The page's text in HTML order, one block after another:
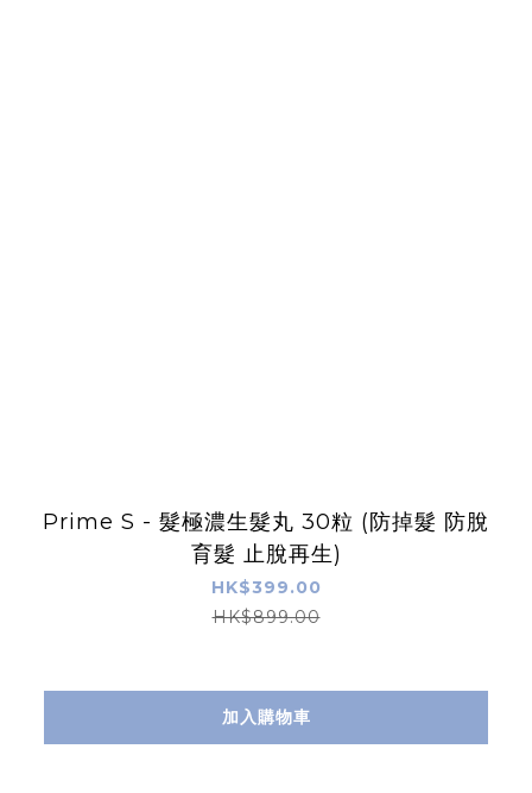
Prime S - 髮極濃生髮丸 30粒 (防掉髮 防脫
育髮 止脫再生)
HK$399.00
HK$899.00
加入購物車